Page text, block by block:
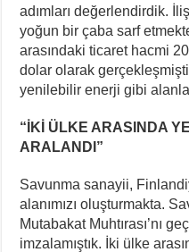
adımları değerlendirdik.
yoğun bir çaba sarf
arasındaki ticaret hacmi
dolar olarak
yenilebilir enerji gibi
“İKİ ÜLKE ARASINDA
ARALANDI”
Savunma sanayii,
alanımızı oluşturmakta.
Mutabakat Muhtırası’nı
imzalamıştık. İki ülke